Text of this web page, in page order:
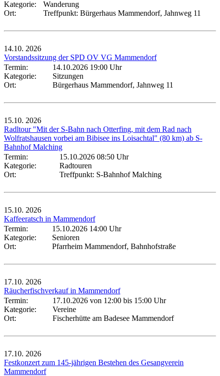
Kategorie:
Wanderung
Ort:
Treffpunkt: Bürgerhaus Mammendorf, Jahnweg 11
14.10. 2026
Vorstandssitzung der SPD OV VG Mammendorf
Termin:
14.10.2026 19:00 Uhr
Kategorie:
Sitzungen
Ort:
Bürgerhaus Mammendorf, Jahnweg 11
15.10. 2026
Radltour "Mit der S-Bahn nach Otterfing, mit dem Rad nach
Wolfratshausen vorbei am Bibisee ins Loisachtal" (80 km) ab S-
Bahnhof Malching
Termin:
15.10.2026 08:50 Uhr
Kategorie:
Radtouren
Ort:
Treffpunkt: S-Bahnhof Malching
15.10. 2026
Kaffeeratsch in Mammendorf
Termin:
15.10.2026 14:00 Uhr
Kategorie:
Senioren
Ort:
Pfarrheim Mammendorf, Bahnhofstraße
17.10. 2026
Räucherfischverkauf in Mammendorf
Termin:
17.10.2026 von 12:00 bis 15:00 Uhr
Kategorie:
Vereine
Ort:
Fischerhütte am Badesee Mammendorf
17.10. 2026
Festkonzert zum 145-jährigen Bestehen des Gesangverein
Mammendorf